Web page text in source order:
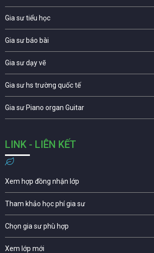
Gia sư tiểu học
Gia sư báo bài
Gia sư dạy vẽ
Gia sư hs trường quốc tế
Gia sư Piano organ Guitar
LINK - LIÊN KẾT
Xem hợp đồng nhận lớp
Tham khảo học phí gia sư
Chọn gia sư phù hợp
Xem lớp mới